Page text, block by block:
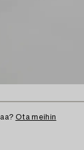
Ota meihin